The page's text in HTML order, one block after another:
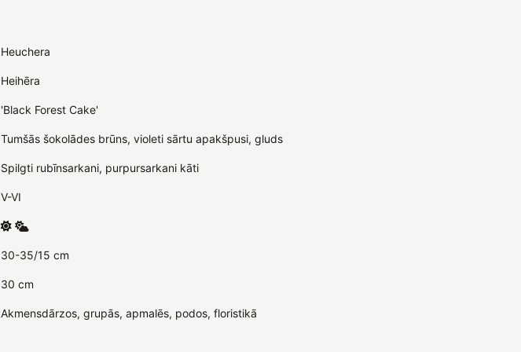
Heuchera
Heihēra
'Black Forest Cake'
Tumšās šokolādes brūns, violeti sārtu apakšpusi, gluds
Spilgti rubīnsarkani, purpursarkani kāti
V-VI
30-35/15 cm
30 cm
Akmensdārzos, grupās, apmalēs, podos, floristikā